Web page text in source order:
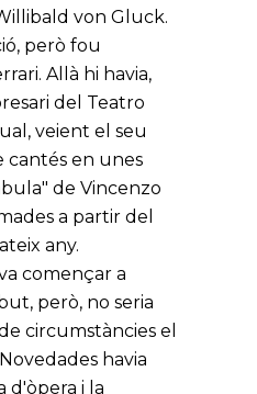
von Gluck.
però fou
Allà hi havia,
del Teatro
veient el seu
cantés en unes
de Vincenzo
a partir del
any.
començar a
però, no seria
circumstàncies el
havia
d'òpera i la